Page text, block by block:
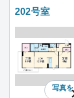
202号室
写真を